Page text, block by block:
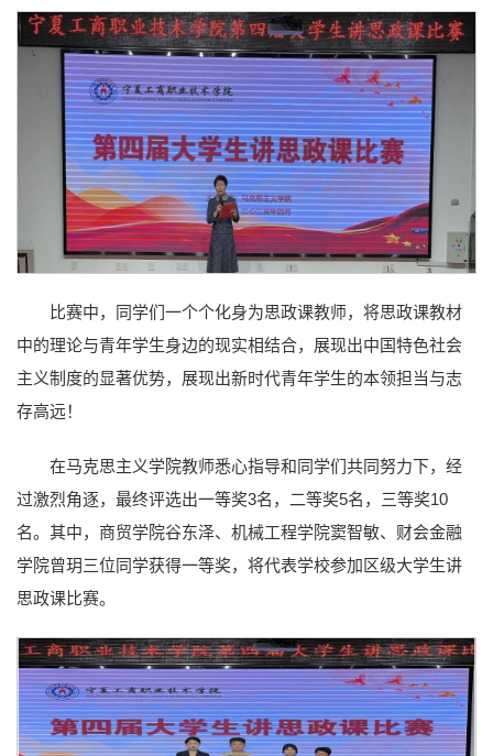
比赛中，同学们一个个化身为思政课教师，将思政课教材
中的理论与青年学生身边的现实相结合，展现出中国特色社会
主义制度的显著优势，展现出新时代青年学生的本领担当与志
存高远！
在马克思主义学院教师悉心指导和同学们共同努力下，经
过激烈角逐，最终评选出一等奖3名，二等奖5名，三等奖10
名。其中，商贸学院谷东泽、机械工程学院窦智敏、财会金融
学院曾玥三位同学获得一等奖，将代表学校参加区级大学生讲
思政课比赛。